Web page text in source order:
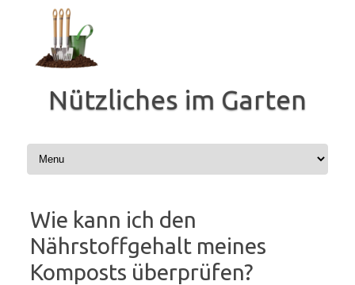
springen
Nützliches im Garten
Wie kann ich den
Nährstoffgehalt meines
Komposts überprüfen?